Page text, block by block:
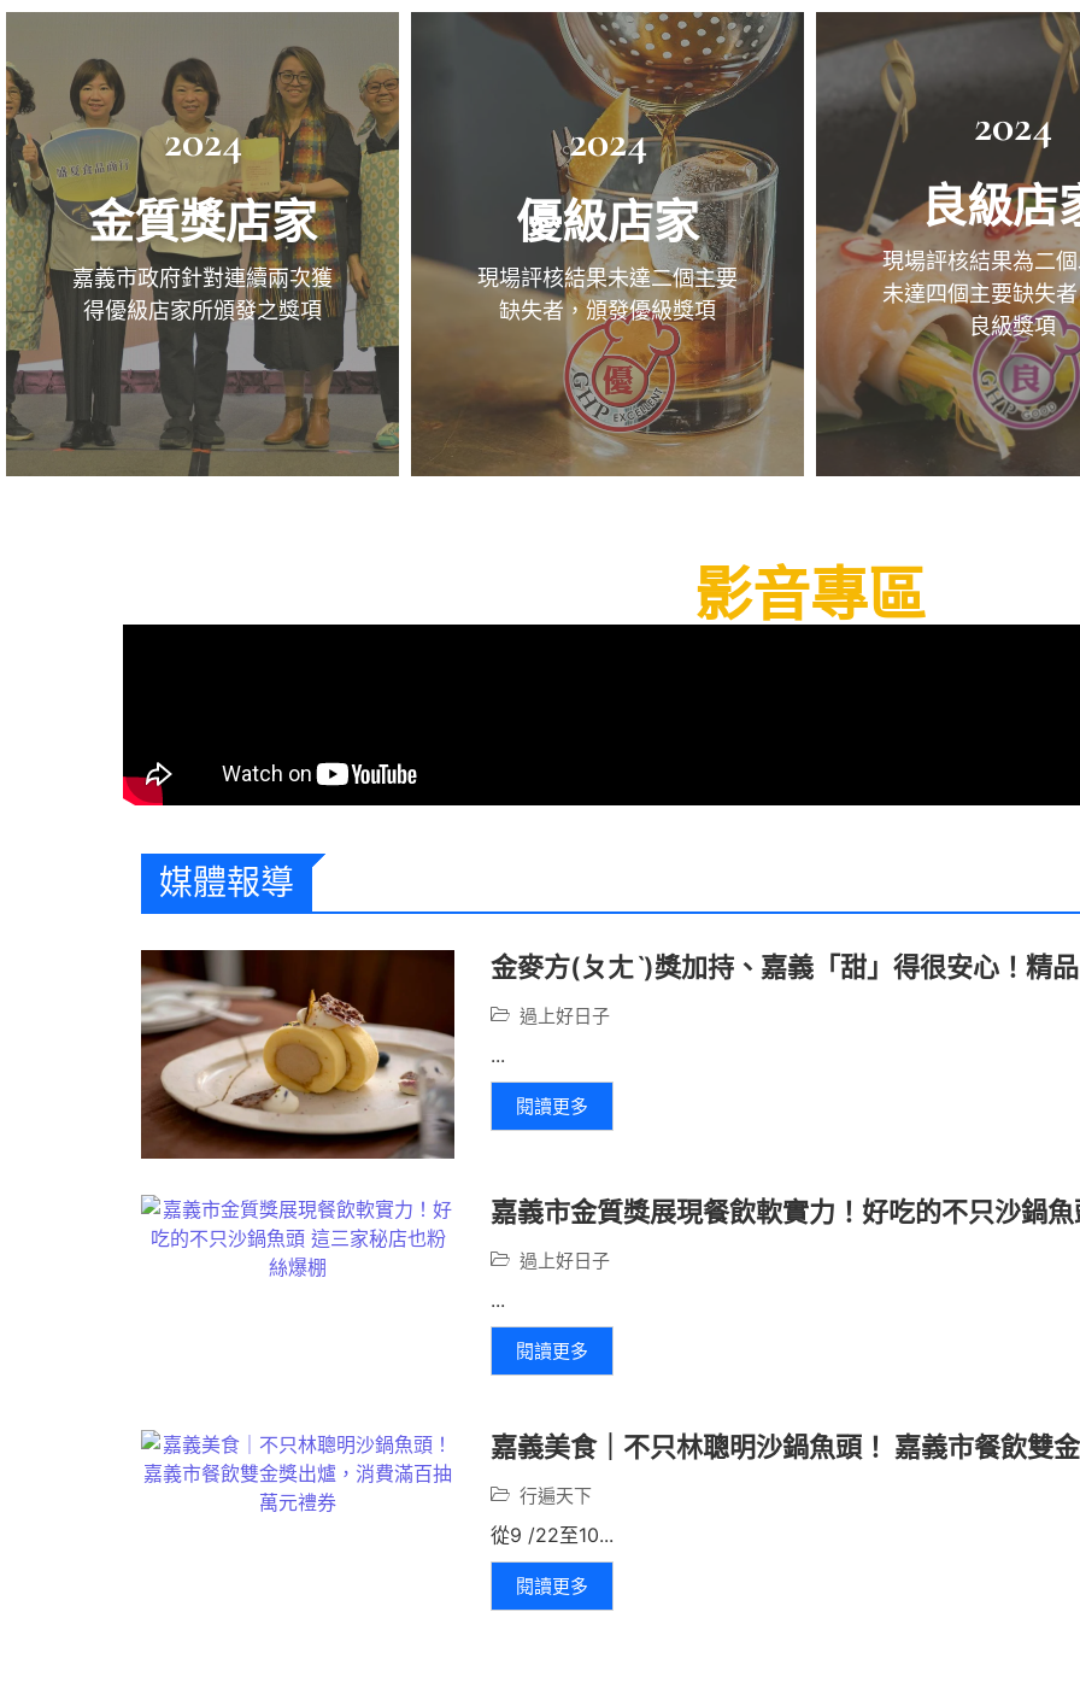
2024
金質獎店家
嘉義市政府針對連續兩次獲
得優級店家所頒發之獎項
2024
優級店家
現場評核結果未達二個主要
缺失者，頒發優級獎項
2024
良級店
現場評核結果為二
未達四個主要缺失
良級獎項
影音專區
媒體報導
金麥方(ㄆㄤˋ)獎加持、嘉義「甜」得很安心！精
過上好日子
...
閱讀更多
嘉義市金質獎展現餐飲軟實力！好吃的不只沙鍋
過上好日子
...
閱讀更多
嘉義美食｜不只林聰明沙鍋魚頭！ 嘉義市餐飲雙
行遍天下
從9 /22至10...
閱讀更多